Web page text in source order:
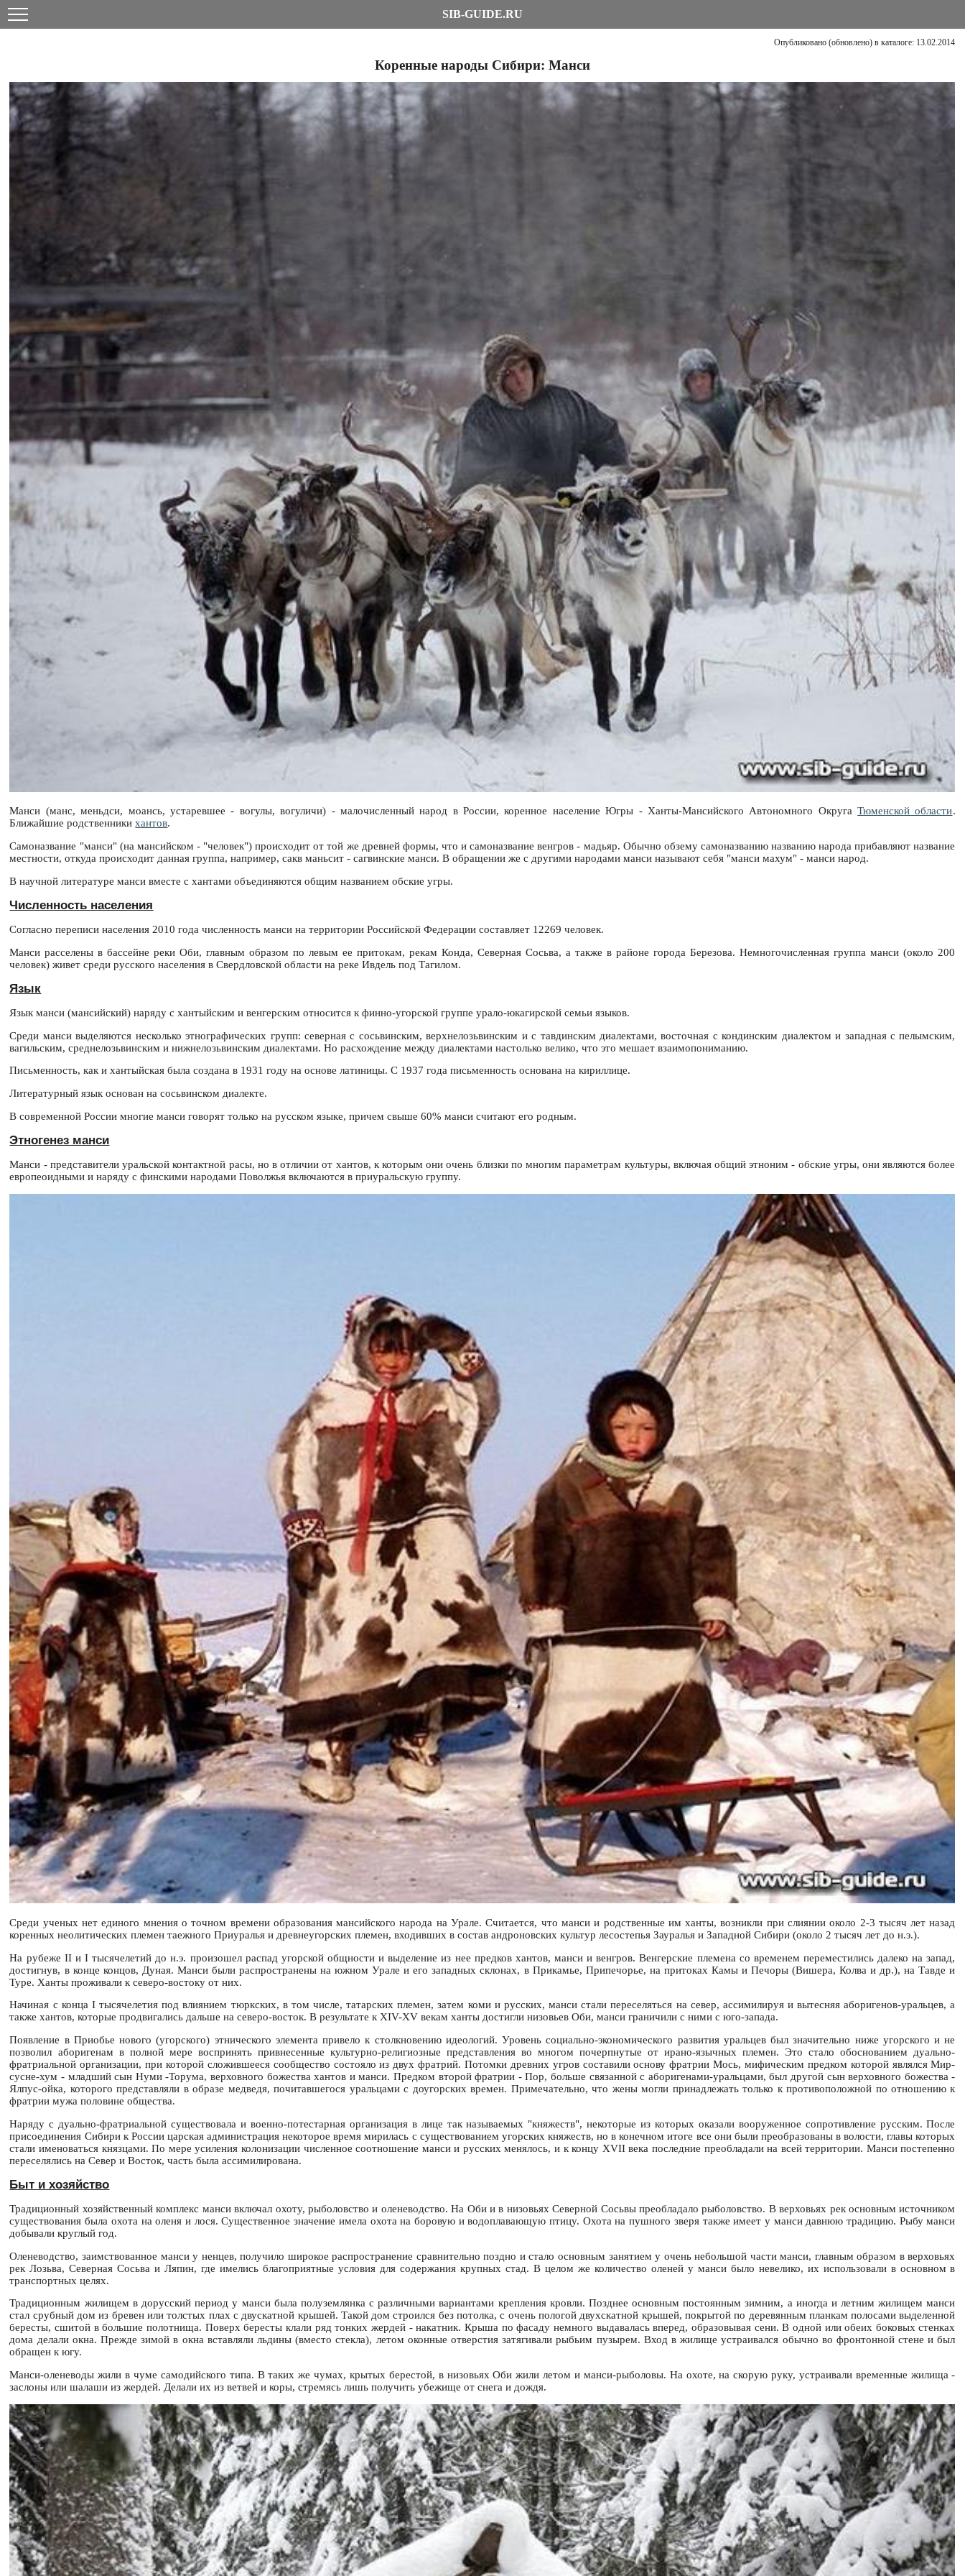
SIB-GUIDE.RU
Опубликовано (обновлено) в каталоге: 13.02.2014
Коренные народы Сибири: Манси
Манси (манс, меньдси, моансь, устаревшее - вогулы, вогуличи) - малочисленный народ в России, коренное население Югры - Ханты-Мансийского Автономного ОкругаТюменской области.
Ближайшие родственникихантов.
Самоназвание "манси" (на мансийском - "человек") происходит от той же древней формы, что и самоназвание венгров - мадьяр. Обычно обзему самоназванию названию народа прибавляют название
местности, откуда происходит данная группа, например, сакв маньсит - сагвинские манси. В обращении же с другими народами манси называют себя "манси махум" - манси народ.
В научной литературе манси вместе с хантами объединяются общим названием обские угры.
Численность населения
Согласно переписи населения 2010 года численность манси на территории Российской Федерации составляет 12269 человек.
Манси расселены в бассейне реки Оби, главным образом по левым ее притокам, рекам Конда, Северная Сосьва, а также в районе города Березова. Немногочисленная группа манси (около 200
человек) живет среди русского населения в Свердловской области на реке Ивдель под Тагилом.
Язык
Язык манси (мансийский) наряду с хантыйским и венгерским относится к финно-угорской группе урало-юкагирской семьи языков.
Среди манси выделяются несколько этнографических групп: северная с сосьвинским, верхнелозьвинским и с тавдинским диалектами, восточная с кондинским диалектом и западная с пелымским,
вагильским, среднелозьвинским и нижнелозьвинским диалектами. Но расхождение между диалектами настолько велико, что это мешает взаимопониманию.
Письменность, как и хантыйская была создана в 1931 году на основе латиницы. С 1937 года письменность основана на кириллице.
Литературный язык основан на сосьвинском диалекте.
В современной России многие манси говорят только на русском языке, причем свыше 60% манси считают его родным.
Этногенез манси
Манси - представители уральской контактной расы, но в отличии от хантов, к которым они очень близки по многим параметрам культуры, включая общий этноним - обские угры, они являются более
европеоидными и наряду с финскими народами Поволжья включаются в приуральскую группу.
Среди ученых нет единого мнения о точном времени образования мансийского народа на Урале. Считается, что манси и родственные им ханты, возникли при слиянии около 2-3 тысяч лет назад
коренных неолитических племен таежного Приуралья и древнеугорских племен, входивших в состав андроновских культур лесостепья Зауралья и Западной Сибири (около 2 тысяч лет до н.э.).
На рубеже II и I тысячелетий до н.э. произошел распад угорской общности и выделение из нее предков хантов, манси и венгров. Венгерские племена со временем переместились далеко на запад,
достигнув, в конце концов, Дуная. Манси были распространены на южном Урале и его западных склонах, в Прикамье, Припечорье, на притоках Камы и Печоры (Вишера, Колва и др.), на Тавде и
Туре. Ханты проживали к северо-востоку от них.
Начиная с конца I тысячелетия под влиянием тюркских, в том числе, татарских племен, затем коми и русских, манси стали переселяться на север, ассимилируя и вытесняя аборигенов-уральцев, а
также хантов, которые продвигались дальше на северо-восток. В результате к XIV-XV векам ханты достигли низовьев Оби, манси граничили с ними с юго-запада.
Появление в Приобье нового (угорского) этнического элемента привело к столкновению идеологий. Уровень социально-экономического развития уральцев был значительно ниже угорского и не
позволил аборигенам в полной мере воспринять привнесенные культурно-религиозные представления во многом почерпнутые от ирано-язычных племен. Это стало обоснованием дуально-
фратриальной организации, при которой сложившееся сообщество состояло из двух фратрий. Потомки древних угров составили основу фратрии Мось, мифическим предком которой являлся Мир-
сусне-хум - младший сын Нуми -Торума, верховного божества хантов и манси. Предком второй фратрии - Пор, больше связанной с аборигенами-уральцами, был другой сын верховного божества -
Ялпус-ойка, которого представляли в образе медведя, почитавшегося уральцами с доугорских времен. Примечательно, что жены могли принадлежать только к противоположной по отношению к
фратрии мужа половине общества.
Наряду с дуально-фратриальной существовала и военно-потестарная организация в лице так называемых "княжеств", некоторые из которых оказали вооруженное сопротивление русским. После
присоединения Сибири к России царская администрация некоторое время мирилась с существованием угорских княжеств, но в конечном итоге все они были преобразованы в волости, главы которых
стали именоваться князцами. По мере усиления колонизации численное соотношение манси и русских менялось, и к концу XVII века последние преобладали на всей территории. Манси постепенно
переселялись на Север и Восток, часть была ассимилирована.
Быт и хозяйство
Традиционный хозяйственный комплекс манси включал охоту, рыболовство и оленеводство. На Оби и в низовьях Северной Сосьвы преобладало рыболовство. В верховьях рек основным источником
существования была охота на оленя и лося. Существенное значение имела охота на боровую и водоплавающую птицу. Охота на пушного зверя также имеет у манси давнюю традицию. Рыбу манси
добывали круглый год.
Оленеводство, заимствованное манси у ненцев, получило широкое распространение сравнительно поздно и стало основным занятием у очень небольшой части манси, главным образом в верховьях
рек Лозьва, Северная Сосьва и Ляпин, где имелись благоприятные условия для содержания крупных стад. В целом же количество оленей у манси было невелико, их использовали в основном в
транспортных целях.
Традиционным жилищем в дорусский период у манси была полуземлянка с различными вариантами крепления кровли. Позднее основным постоянным зимним, а иногда и летним жилищем манси
стал срубный дом из бревен или толстых плах с двускатной крышей. Такой дом строился без потолка, с очень пологой двухскатной крышей, покрытой по деревянным планкам полосами выделенной
бересты, сшитой в большие полотнища. Поверх бересты клали ряд тонких жердей - накатник. Крыша по фасаду немного выдавалась вперед, образовывая сени. В одной или обеих боковых стенках
дома делали окна. Прежде зимой в окна вставляли льдины (вместо стекла), летом оконные отверстия затягивали рыбьим пузырем. Вход в жилище устраивался обычно во фронтонной стене и был
обращен к югу.
Манси-оленеводы жили в чуме самодийского типа. В таких же чумах, крытых берестой, в низовьях Оби жили летом и манси-рыболовы. На охоте, на скорую руку, устраивали временные жилища -
заслоны или шалаши из жердей. Делали их из ветвей и коры, стремясь лишь получить убежище от снега и дождя.